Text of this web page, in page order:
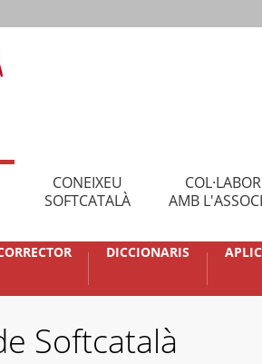
CONEIXEU
SOFTCATALÀ
AMB
DICCIONARIS
Softcatalà